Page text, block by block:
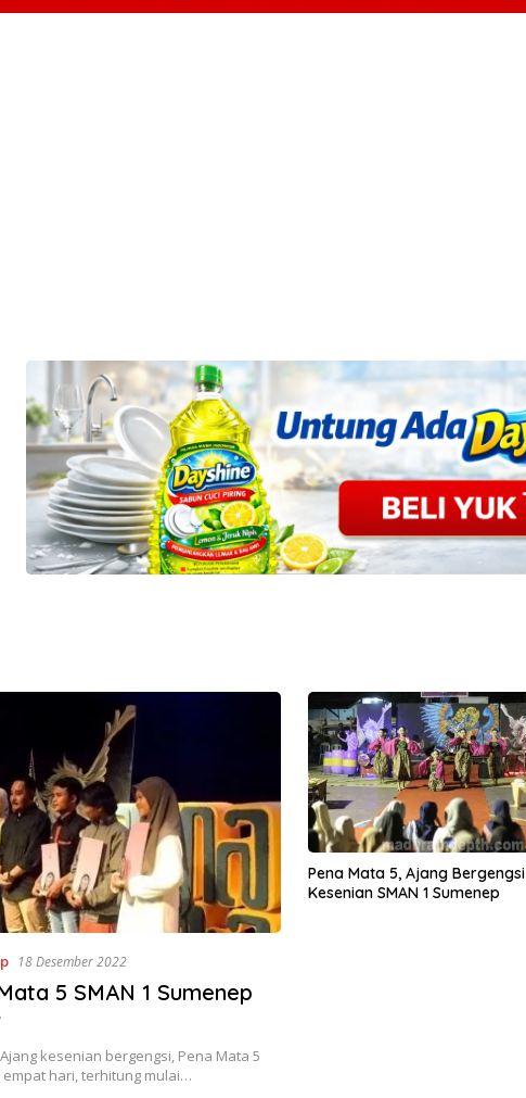
18 Desember 2022
5 SMAN 1 Sumenep
kesenian bergengsi, Pena Mata 5
hari, terhitung mulai…
Pena Mata 5, Ajang Bergengsi
Kesenian SMAN 1 Sumenep